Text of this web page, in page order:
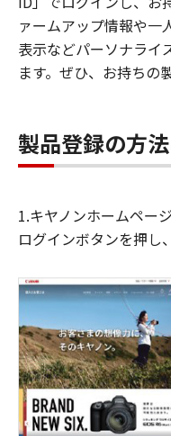
ァームアップ情報や一
表示などパーソナライ
ます。ぜひ、お持ちの
製品登録の方
1.キヤノンホームペー
ログインボタンを押し